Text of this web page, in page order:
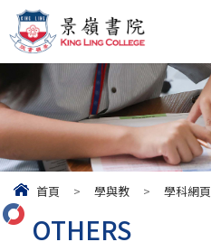
首頁 > 學與教 > 學科網頁
OTHERS